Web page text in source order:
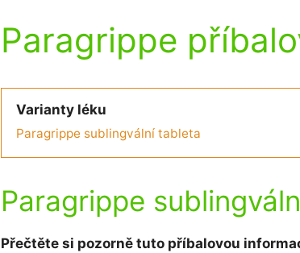
Paragrippe
Varianty léku
Paragrippe sublingvální tableta
Paragrippe
Přečtěte si pozorně tuto příbalovou